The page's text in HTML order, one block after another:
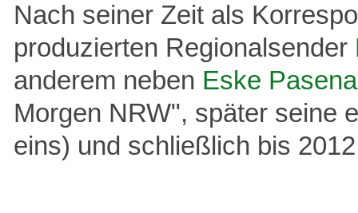
Nach seiner Zeit als
produzierten Regionalsender
anderem neben Eske
Morgen NRW", später seine
eins) und schließlich bis